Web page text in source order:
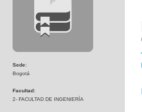
Sede:
Bogotá
Facultad:
2- FACULTAD DE INGENIERÍA